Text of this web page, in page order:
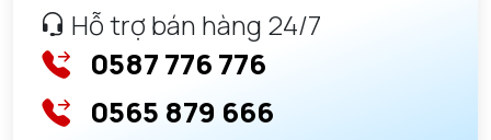
Hỗ trợ bán hàng 24/7
0587 776 776
0565 879 666